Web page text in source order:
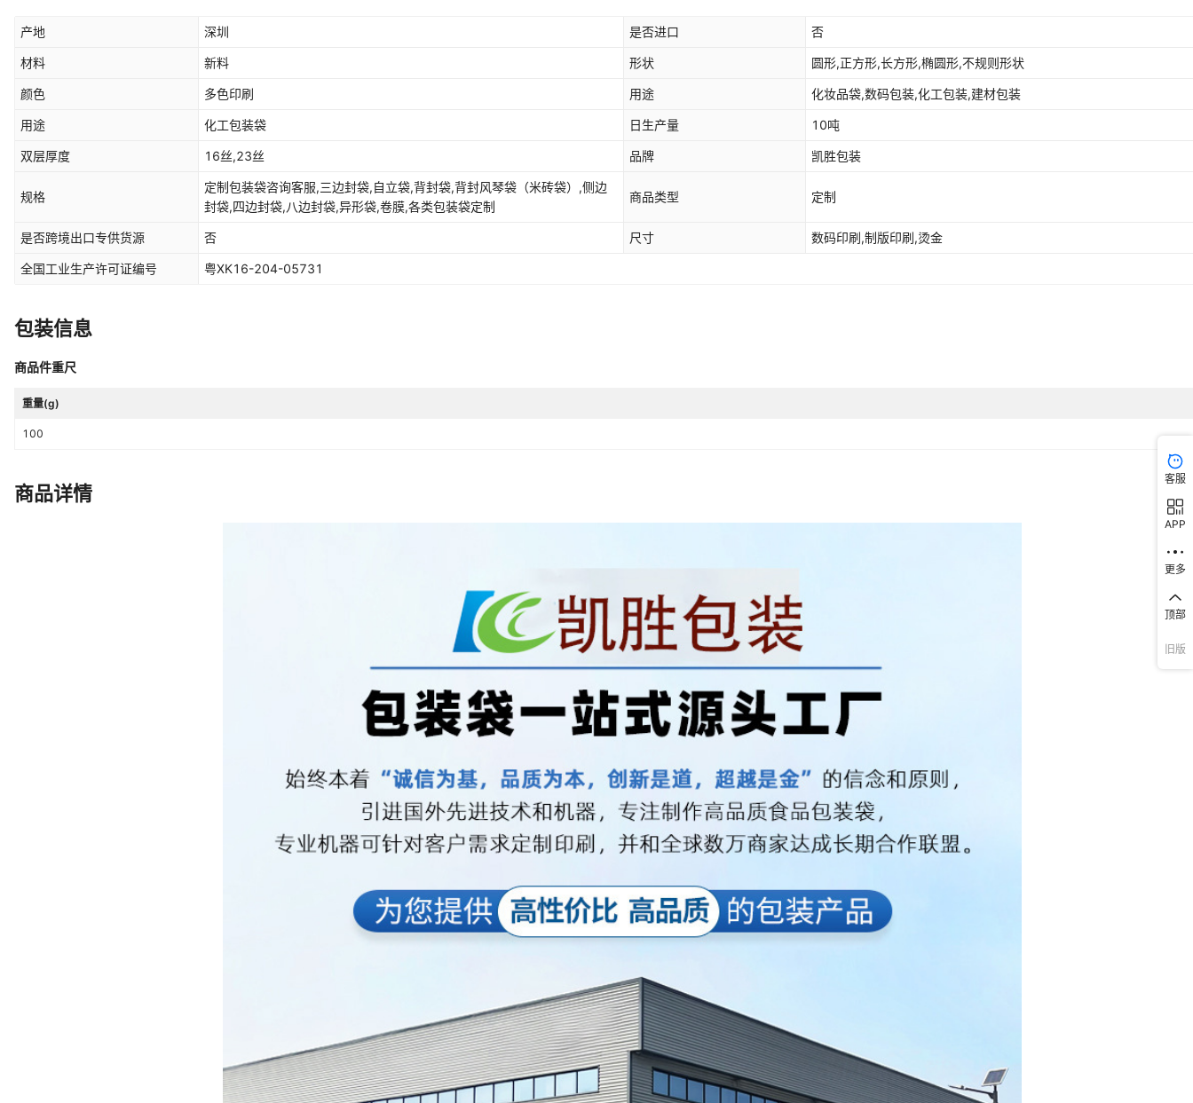
产地 深圳 是否进口 否
材料 新料 形状 圆形,正方形,长方形,椭圆形,不规则形状
颜色 多色印刷 用途 化妆品袋,数码包装,化工包装,建材包装
用途 化工包装袋 日生产量 10吨
双层厚度 16丝,23丝 品牌 凯胜包装
规格
定制包装袋咨询客服,三边封袋,自立袋,背封袋,背封风琴袋（米砖袋）,侧边
封袋,四边封袋,八边封袋,异形袋,卷膜,各类包装袋定制
商品类型 定制
是否跨境出口专供货源 否 尺寸 数码印刷,制版印刷,烫金
全国工业生产许可证编号 粤XK16-204-05731
包装信息
商品件重尺
重量(g)
100
商品详情
客服
APP
更多
顶部
旧版